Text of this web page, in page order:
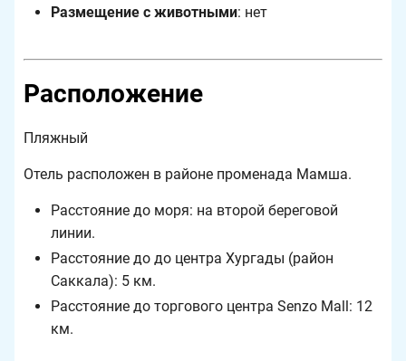
Размещение с животными: нет
Расположение
Пляжный
Отель расположен в районе променада Мамша.
Расстояние до моря: на второй береговой
линии.
Расстояние до до центра Хургады (район
Саккала): 5 км.
Расстояние до торгового центра Senzo Mall: 12
км.